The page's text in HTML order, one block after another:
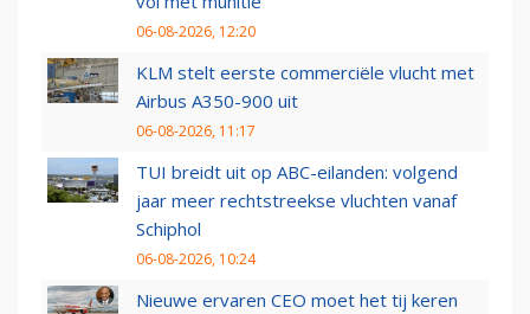
06-08-2026, 12:20
KLM stelt eerste commerciële vlucht met
Airbus A350-900 uit
06-08-2026, 11:17
TUI breidt uit op ABC-eilanden: volgend
jaar meer rechtstreekse vluchten vanaf
Schiphol
06-08-2026, 10:24
Nieuwe ervaren CEO moet het tij keren